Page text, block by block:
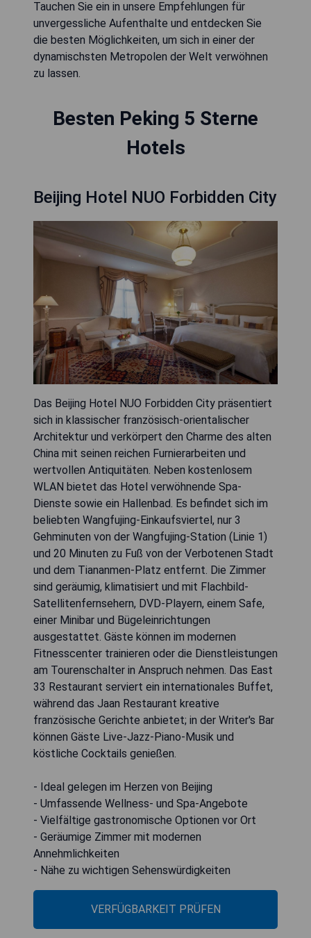
Tauchen Sie ein in unsere Empfehlungen für
unvergessliche Aufenthalte und entdecken Sie
die besten Möglichkeiten, um sich in einer der
dynamischsten Metropolen der Welt verwöhnen
zu lassen.
Besten Peking 5 Sterne
Hotels
Beijing Hotel NUO Forbidden City
Das Beijing Hotel NUO Forbidden City präsentiert
sich in klassischer französisch-orientalischer
Architektur und verkörpert den Charme des alten
China mit seinen reichen Furnierarbeiten und
wertvollen Antiquitäten. Neben kostenlosem
WLAN bietet das Hotel verwöhnende Spa-
Dienste sowie ein Hallenbad. Es befindet sich im
beliebten Wangfujing-Einkaufsviertel, nur 3
Gehminuten von der Wangfujing-Station (Linie 1)
und 20 Minuten zu Fuß von der Verbotenen Stadt
und dem Tiananmen-Platz entfernt. Die Zimmer
sind geräumig, klimatisiert und mit Flachbild-
Satellitenfernsehern, DVD-Playern, einem Safe,
einer Minibar und Bügeleinrichtungen
ausgestattet. Gäste können im modernen
Fitnesscenter trainieren oder die Dienstleistungen
am Tourenschalter in Anspruch nehmen. Das East
33 Restaurant serviert ein internationales Buffet,
während das Jaan Restaurant kreative
französische Gerichte anbietet; in der Writer's Bar
können Gäste Live-Jazz-Piano-Musik und
köstliche Cocktails genießen.
- Ideal gelegen im Herzen von Beijing
- Umfassende Wellness- und Spa-Angebote
- Vielfältige gastronomische Optionen vor Ort
- Geräumige Zimmer mit modernen
Annehmlichkeiten
- Nähe zu wichtigen Sehenswürdigkeiten
VERFÜGBARKEIT PRÜFEN